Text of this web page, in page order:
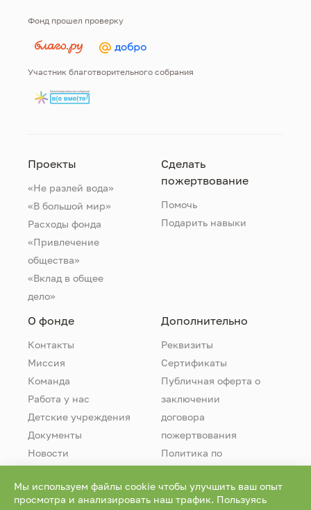
Фонд прошел проверку
Участник благотворительного собрания
Проекты
«Не разлей вода»
«В большой мир»
Расходы фонда
«Привлечение
общества»
«Вклад в общее
дело»
Сделать
пожертвование
Помочь
Подарить навыки
О фонде
Контакты
Миссия
Команда
Работа у нас
Детские учреждения
Документы
Новости
Дополнительно
Реквизиты
Сертификаты
Публичная оферта о
заключении
договора
пожертвования
Политика по
персональных
данных
Мы используем файлы cookie чтобы улучшить ваш опыт
просмотра и анализировать наш трафик. Пользуясь